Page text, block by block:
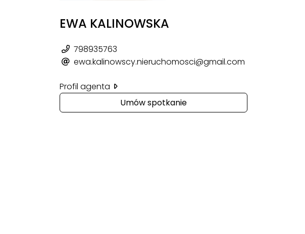
EWA KALINOWSKA
798935763
ewa.kalinowscy.nieruchomosci@gmail.com
Profil agenta
Umów spotkanie